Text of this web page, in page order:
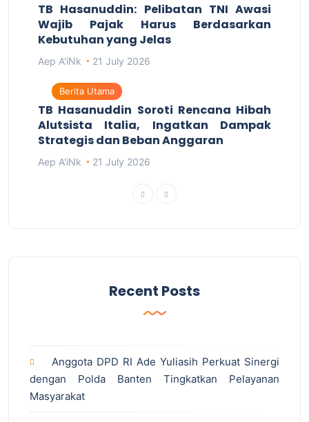
TB Hasanuddin: Pelibatan TNI Awasi
Wajib Pajak Harus Berdasarkan
Kebutuhan yang Jelas
Aep A'iNk 21 July 2026
Berita Utama
TB Hasanuddin Soroti Rencana Hibah
Alutsista Italia, Ingatkan Dampak
Strategis dan Beban Anggaran
Aep A'iNk 21 July 2026
Recent Posts
Anggota DPD RI Ade Yuliasih Perkuat Sinergi
dengan Polda Banten Tingkatkan Pelayanan
Masyarakat